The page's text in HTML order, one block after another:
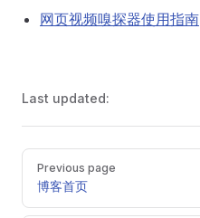
网页视频嗅探器使用指南
Last updated:
Pager
Previous page
博客首页